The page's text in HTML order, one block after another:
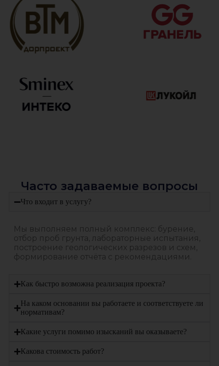
Часто задаваемые вопросы
Что входит в услугу?
Мы выполняем полный комплекс: бурение,
отбор проб грунта, лабораторные испытания,
построение геологических разрезов и схем,
формирование отчёта с рекомендациями.
Как быстро возможна реализация проекта?
На каком основании вы работаете и соответствуете ли
нормативам?
Какие услуги помимо изысканий вы оказываете?
Какова стоимость работ?